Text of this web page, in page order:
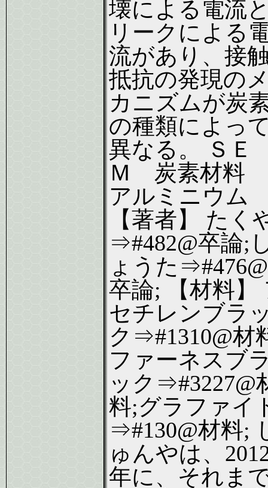
壊による電流
リークによる
流があり、接
抵抗の発現の
カニズムが炭
の種類によっ
異なる。 ＳＥ
Ｍ 炭素材料
アルミニウム
【著者】 たく
⇒#482@卒論;
ょうた⇒#476@
卒論; 【材料】
セチレンブラ
ク⇒#1310@材
ファーネスブ
ック⇒#3227@
料;グラファイ
⇒#130@材料;
ゅんやは、
年に、それま